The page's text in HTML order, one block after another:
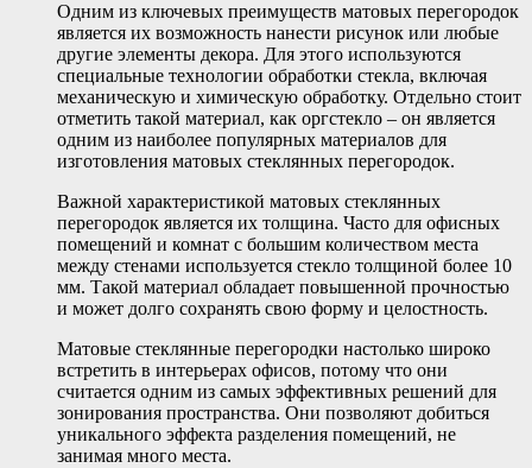
Одним из ключевых преимуществ матовых перегородок
является их возможность нанести рисунок или любые
другие элементы декора. Для этого используются
специальные технологии обработки стекла, включая
механическую и химическую обработку. Отдельно стоит
отметить такой материал, как оргстекло – он является
одним из наиболее популярных материалов для
изготовления матовых стеклянных перегородок.
Важной характеристикой матовых стеклянных
перегородок является их толщина. Часто для офисных
помещений и комнат с большим количеством места
между стенами используется стекло толщиной более 10
мм. Такой материал обладает повышенной прочностью
и может долго сохранять свою форму и целостность.
Матовые стеклянные перегородки настолько широко
встретить в интерьерах офисов, потому что они
считается одним из самых эффективных решений для
зонирования пространства. Они позволяют добиться
уникального эффекта разделения помещений, не
занимая много места.